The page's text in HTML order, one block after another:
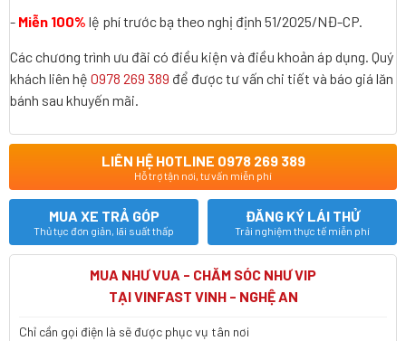
- Miễn 100% lệ phí trước bạ theo nghị định 51/2025/NĐ-CP.
Các chương trình ưu đãi có điều kiện và điều khoản áp dụng. Quý
khách liên hệ 0978 269 389 để được tư vấn chi tiết và báo giá lăn
bánh sau khuyến mãi.
LIÊN HỆ HOTLINE 0978 269 389
Hỗ trợ tận nơi, tư vấn miễn phí
MUA XE TRẢ GÓP
Thủ tục đơn giản, lãi suất thấp
ĐĂNG KÝ LÁI THỬ
Trải nghiệm thực tế miễn phí
MUA NHƯ VUA - CHĂM SÓC NHƯ VIP
TẠI VINFAST VINH - NGHỆ AN
Chỉ cần gọi điện là sẽ được phục vụ tân nơi